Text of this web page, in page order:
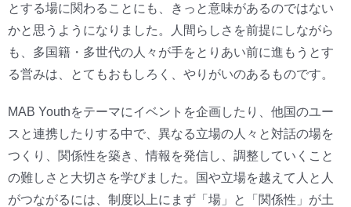
とする場に関わることにも、きっと意味があるのではない
かと思うようになりました。人間らしさを前提にしながら
も、多国籍・多世代の人々が手をとりあい前に進もうとす
る営みは、とてもおもしろく、やりがいのあるものです。
MAB Youthをテーマにイベントを企画したり、他国のユー
スと連携したりする中で、異なる立場の人々と対話の場を
つくり、関係性を築き、情報を発信し、調整していくこと
の難しさと大切さを学びました。国や立場を越えて人と人
がつながるには、制度以上にまず「場」と「関係性」が土